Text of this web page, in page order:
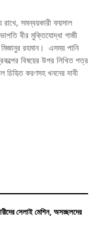
রাখে, সমন্বয়কারী ফয়সাল
বীর মুক্তিযোদ্ধা গাজী
রহমান। এসময় পানি
বিষয়ের উপর লিখিত পত্র
চিহৃিত করণসহ খননের দাবী
সেলাই মেশিন, অসচ্ছলদের